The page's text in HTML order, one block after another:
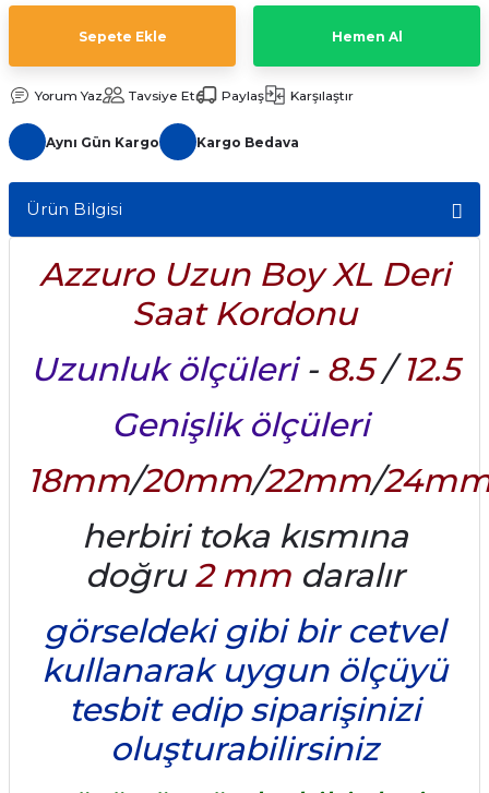
Sepete Ekle Hemen Al
Yorum Yaz Tavsiye Et Paylaş Karşılaştır
Aynı Gün Kargo Kargo Bedava
Ürün Bilgisi
Azzuro Uzun Boy XL Deri
Saat Kordonu
Uzunluk ölçüleri- 8.5/12.5
Genişlik ölçüleri
18mm/20mm/22mm/
herbiri toka kısmına
doğru2 mm daralır
görseldeki gibi bir cetvel
kullanarak uygun ölçüyü
tesbit edip siparişinizi
oluşturabilirsiniz